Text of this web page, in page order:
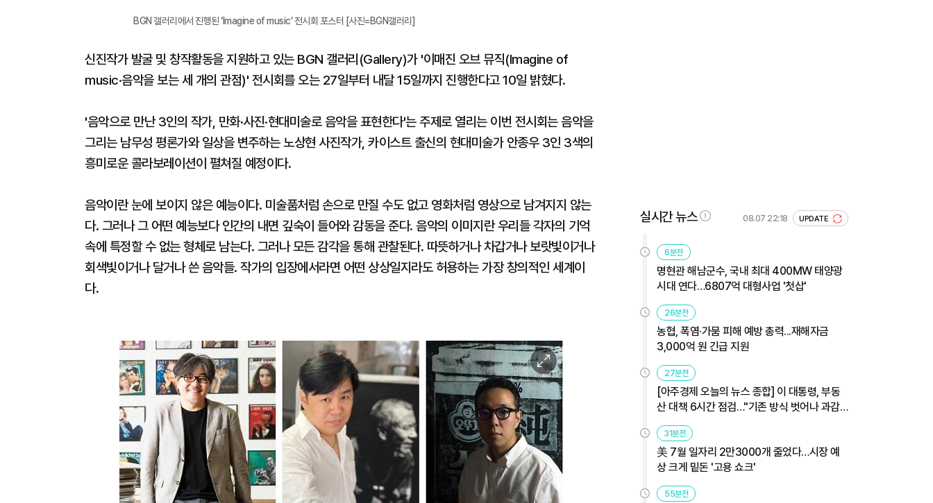
BGN 갤러리에서 진행된 ‘Imagine of music’ 전시회 포스터 [사진=BGN갤러리]
신진작가 발굴 및 창작활동을 지원하고 있는 BGN 갤러리(Gallery)가 '이매진 오브 뮤직(Imagine of
music·음악을 보는 세 개의 관점)' 전시회를 오는 27일부터 내달 15일까지 진행한다고 10일 밝혔다.
'음악으로 만난 3인의 작가, 만화·사진·현대미술로 음악을 표현한다'는 주제로 열리는 이번 전시회는 음악을
그리는 남무성 평론가와 일상을 변주하는 노상현 사진작가, 카이스트 출신의 현대미술가 안종우 3인 3색의
흥미로운 콜라보레이션이 펼쳐질 예정이다.
음악이란 눈에 보이지 않은 예능이다. 미술품처럼 손으로 만질 수도 없고 영화처럼 영상으로 남겨지지 않는
다. 그러나 그 어떤 예능보다 인간의 내면 깊숙이 들어와 감동을 준다. 음악의 이미지란 우리들 각자의 기억
속에 특정할 수 없는 형체로 남는다. 그러나 모든 감각을 통해 관찰된다. 따뜻하거나 차갑거나 보랏빛이거나
회색빛이거나 달거나 쓴 음악들. 작가의 입장에서라면 어떤 상상일지라도 허용하는 가장 창의적인 세계이
다.
이
미
지
확
대
실시간 뉴스 08.07 22:18 UPDATE
6분전
명현관 해남군수, 국내 최대 400MW 태양광
시대 연다…6807억 대형사업 '첫삽'
26분전
농협, 폭염·가뭄 피해 예방 총력...재해자금
3,000억 원 긴급 지원
27분전
[아주경제 오늘의 뉴스 종합] 이 대통령, 부동
산 대책 6시간 점검…"기존 방식 벗어나 과감
히 실행" 外
31분전
美 7월 일자리 2만3000개 줄었다…시장 예
상 크게 밑돈 '고용 쇼크'
55분전